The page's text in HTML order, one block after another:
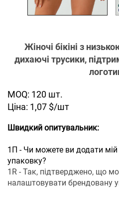
Жіночі бікіні з
дихаючі трусики,
MOQ: 120 шт.
Ціна: 1,07 $/шт
Швидкий опитувальник:
1П - Чи можете ви додати
упаковку?
1R - Так, підтверджено, що
налаштовувати брендовану